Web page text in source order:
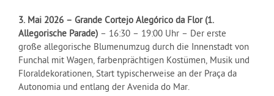
3. Mai 2026 – Grande Cortejo Alegórico da Flor (1.
Allegorische Parade) – 16:30 – 19:00 Uhr – Der erste
große allegorische Blumenumzug durch die Innenstadt von
Funchal mit Wagen, farbenprächtigen Kostümen, Musik und
Floraldekorationen, Start typischerweise an der Praça da
Autonomia und entlang der Avenida do Mar.